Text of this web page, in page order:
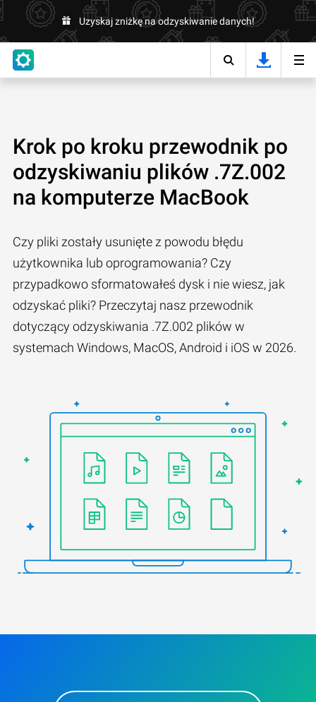
Uzyskaj zniżkę na odzyskiwanie danych!
Krok po kroku przewodnik po
odzyskiwaniu plików .7Z.002
na komputerze MacBook
Czy pliki zostały usunięte z powodu błędu
użytkownika lub oprogramowania? Czy
przypadkowo sformatowałeś dysk i nie wiesz, jak
odzyskać pliki? Przeczytaj nasz przewodnik
dotyczący odzyskiwania .7Z.002 plików w
systemach Windows, MacOS, Android i iOS w 2026.